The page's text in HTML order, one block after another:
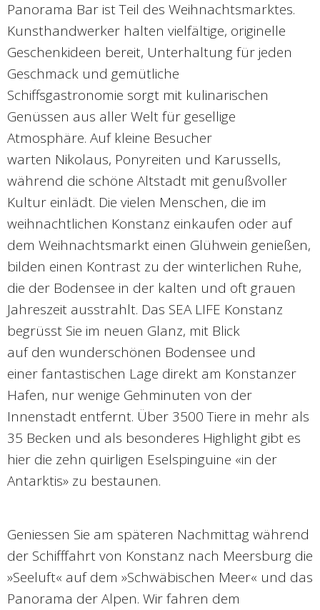
Panorama Bar ist Teil des Weihnachtsmarktes.
Kunsthandwerker halten vielfältige, originelle
Geschenkideen bereit, Unterhaltung für jeden
Geschmack und gemütliche
Schiffsgastronomie sorgt mit kulinarischen
Genüssen aus aller Welt für gesellige
Atmosphäre. Auf kleine Besucher
warten Nikolaus, Ponyreiten und Karussells,
während die schöne Altstadt mit genußvoller
Kultur einlädt. Die vielen Menschen, die im
weihnachtlichen Konstanz einkaufen oder auf
dem Weihnachtsmarkt einen Glühwein genießen,
bilden einen Kontrast zu der winterlichen Ruhe,
die der Bodensee in der kalten und oft grauen
Jahreszeit ausstrahlt. Das SEA LIFE Konstanz
begrüsst Sie im neuen Glanz, mit Blick
auf den wunderschönen Bodensee und
einer fantastischen Lage direkt am Konstanzer
Hafen, nur wenige Gehminuten von der
Innenstadt entfernt. Über 3500 Tiere in mehr als
35 Becken und als besonderes Highlight gibt es
hier die zehn quirligen Eselspinguine «in der
Antarktis» zu bestaunen.
Geniessen Sie am späteren Nachmittag während
der Schifffahrt von Konstanz nach Meersburg die
»Seeluft« auf dem »Schwäbischen Meer« und das
Panorama der Alpen. Wir fahren dem